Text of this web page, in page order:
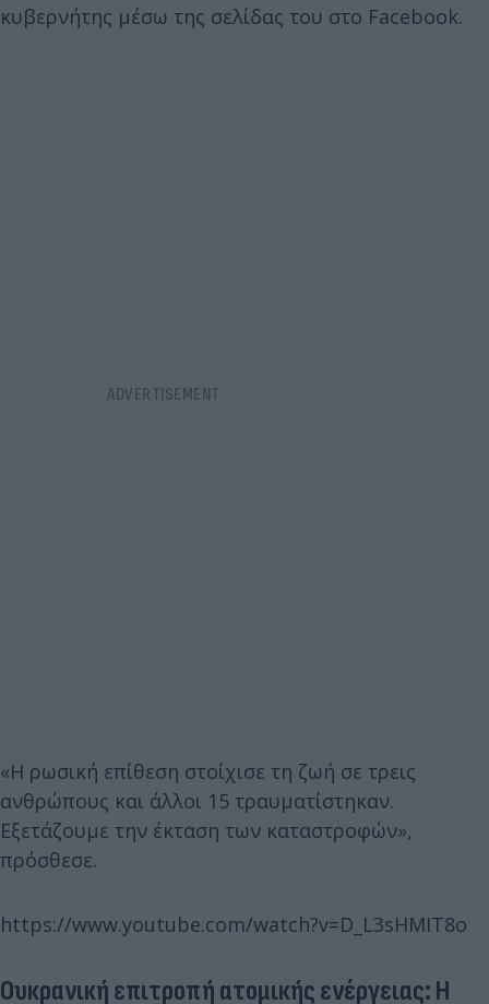
κυβερνήτης μέσω της σελίδας του στο Facebook.
«Η ρωσική επίθεση στοίχισε τη ζωή σε τρεις
ανθρώπους και άλλοι 15 τραυματίστηκαν.
Εξετάζουμε την έκταση των καταστροφών»,
πρόσθεσε.
https://www.youtube.com/watch?v=D_L3sHMIT8o
Ουκρανική επιτροπή ατομικής ενέργειας: Η